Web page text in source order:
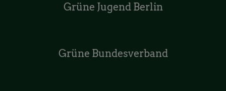
Grüne Jugend Berlin
Grüne Bundesverband